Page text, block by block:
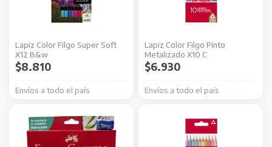
Lapiz Color Filgo Super Soft
X12 B&w
Envíos a todo el país
$8.810
Lapiz Color Filgo Pinto
Metalizado X10 C
Envíos a todo el país
$6.930